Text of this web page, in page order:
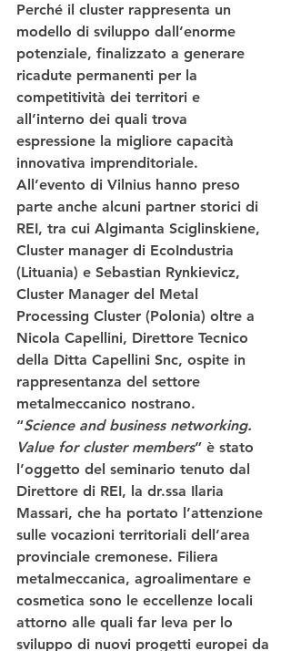
Perché il cluster rappresenta un
modello di sviluppo dall’enorme
potenziale, finalizzato a generare
ricadute permanenti per la
competitività dei territori e
all’interno dei quali trova
espressione la migliore capacità
innovativa imprenditoriale.
All’evento di Vilnius hanno preso
parte anche alcuni partner storici di
REI, tra cui Algimanta Sciglinskiene,
Cluster manager di EcoIndustria
(Lituania) e Sebastian Rynkievicz,
Cluster Manager del Metal
Processing Cluster (Polonia) oltre a
Nicola Capellini, Direttore Tecnico
della Ditta Capellini Snc, ospite in
rappresentanza del settore
metalmeccanico nostrano.
“Science and business networking.
Value for cluster members” è stato
l’oggetto del seminario tenuto dal
Direttore di REI, la dr.ssa Ilaria
Massari, che ha portato l’attenzione
sulle vocazioni territoriali dell’area
provinciale cremonese. Filiera
metalmeccanica, agroalimentare e
cosmetica sono le eccellenze locali
attorno alle quali far leva per lo
sviluppo di nuovi progetti europei da